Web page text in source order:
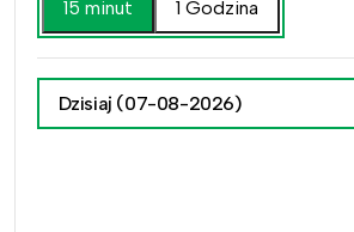
15 minut 1 Godzina
Dzisiaj (07-08-2026)